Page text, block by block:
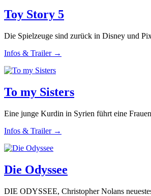
Toy Story 5
Die Spielzeuge sind zurück in Disney und
Infos & Trailer →
To my Sisters
Eine junge Kurdin in Syrien führt eine
Infos & Trailer →
Die Odyssee
DIE ODYSSEE, Christopher Nolans